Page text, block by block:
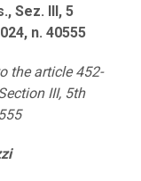
Sez. III, 5
n. 40555
the article 452-
III, 5th